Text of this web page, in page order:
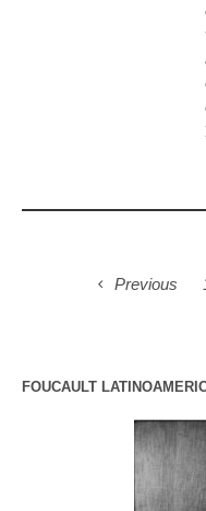
Previous
FOUCAULT